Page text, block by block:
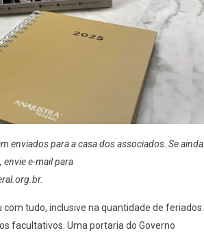
enviados para a casa dos associados Se ainda
envie e-mail para
com tudo, inclusive na quantidade de feriados:
facultativos. Uma portaria do Governo